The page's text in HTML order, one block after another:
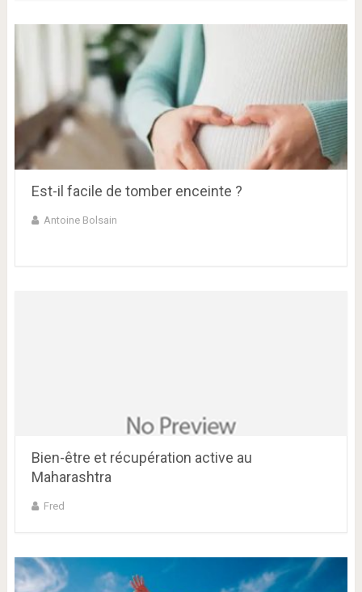
Est-il facile de tomber enceinte ?
Antoine Bolsain
Bien-être et récupération active au
Maharashtra
Fred